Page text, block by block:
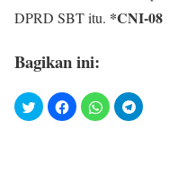
DPRD SBT itu. *CNI-08
Bagikan ini: